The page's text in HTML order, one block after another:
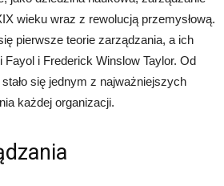
wieku wraz z rewolucją przemysłową.
pierwsze teorie zarządzania, a ich
i Frederick Winslow Taylor. Od
się jednym z najważniejszych
każdej organizacji.